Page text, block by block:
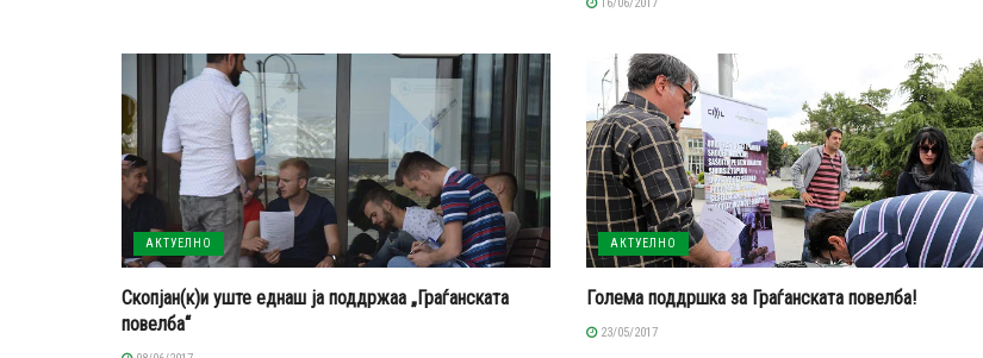
АКТУЕЛНО
Скопјан(к)и уште еднаш ја поддржаа „Граѓанската
повелба“
АКТУЕЛНО
Голема поддршка за Граѓанската повелба!
23/05/2017